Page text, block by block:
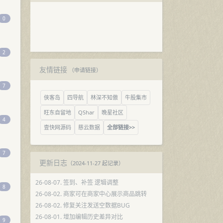
0
2
7
4
7
8
9
友情链接（申请链接）
侠客岛 四导航 林深不知傲
牛股集市
旺东自留地
QShar
晚星社区
壹快网源码
慈云数据 全部链接>>
更新日志 （2024-11-27 起记录）
26-08-07. 签到、补签 逻辑调整
26-08-02. 商家可在商家中心展示商品跳转
26-08-02. 修复关注发送空数据BUG
26-08-01. 增加编辑历史差异对比